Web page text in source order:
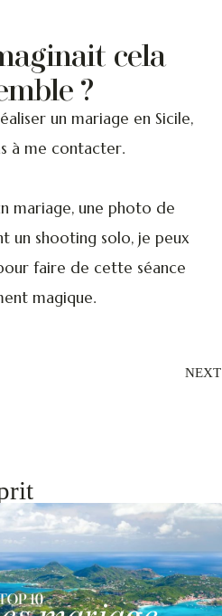
cela
?
un mariage en Sicile,
à me contacter.
mariage, une photo de
un shooting solo, je peux
faire de cette séance
magique.
NEXT